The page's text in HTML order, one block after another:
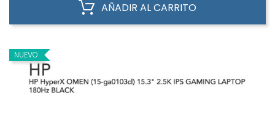
AÑADIR AL CARRITO
NUEVO